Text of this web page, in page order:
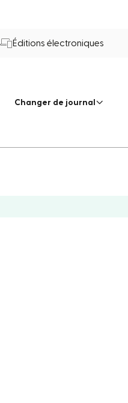
Éditions électroniques
Changer de journal